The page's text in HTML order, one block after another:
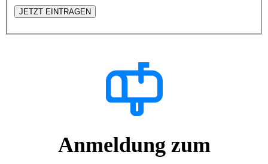
Anmeldung zum